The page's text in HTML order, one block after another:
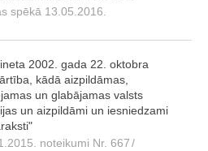
spēkā 13.05.2016.
2002. gada 22. oktobra
kādā aizpildāmas,
un glabājamas valsts
un aizpildāmi un iesniedzami
noteikumi Nr. 667/